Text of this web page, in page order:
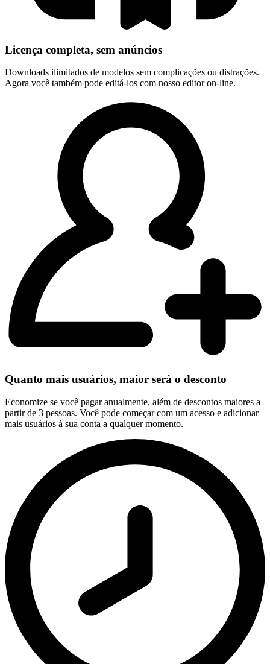
Licença completa, sem anúncios
Downloads ilimitados de modelos sem complicações ou distrações.
Agora você também pode editá-los com nosso editor on-line.
Quanto mais usuários, maior será o desconto
Economize se você pagar anualmente, além de descontos maiores a
partir de 3 pessoas. Você pode começar com um acesso e adicionar
mais usuários à sua conta a qualquer momento.